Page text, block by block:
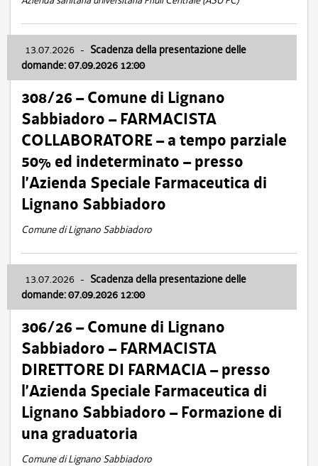
13.07.2026 - Scadenza della presentazione delle
domande: 07.09.2026 12:00
308/26 – Comune di Lignano
Sabbiadoro – FARMACISTA
COLLABORATORE – a tempo parziale
50% ed indeterminato – presso
l’Azienda Speciale Farmaceutica di
Lignano Sabbiadoro
Comune di Lignano Sabbiadoro
13.07.2026 - Scadenza della presentazione delle
domande: 07.09.2026 12:00
306/26 – Comune di Lignano
Sabbiadoro – FARMACISTA
DIRETTORE DI FARMACIA – presso
l’Azienda Speciale Farmaceutica di
Lignano Sabbiadoro – Formazione di
una graduatoria
Comune di Lignano Sabbiadoro